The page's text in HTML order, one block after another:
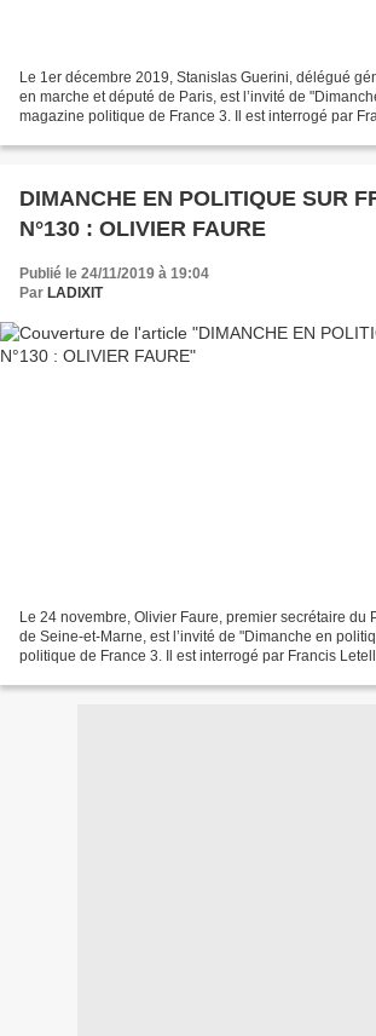
Le 1er décembre 2019, Stanislas Guerini, délégué
en marche et député de Paris, est l’invité de
magazine politique de France 3. Il est interrogé par
DIMANCHE EN POLITIQUE SUR
N°130 : OLIVIER FAURE
Publié le 24/11/2019 à 19:04
Par LADIXIT
Le 24 novembre, Olivier Faure, premier secrétaire du
de Seine-et-Marne, est l’invité de "Dimanche en
politique de France 3. Il est interrogé par Francis